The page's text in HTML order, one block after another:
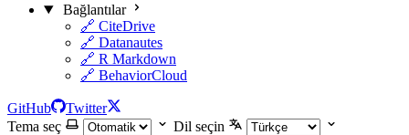
Bağlantılar
🔗 CiteDrive
🔗 Datanautes
🔗 R Markdown
🔗 BehaviorCloud
GitHub
Twitter
Tema seç
Dil seçin